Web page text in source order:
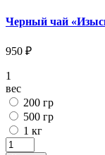
Черный чай
950 ₽
1
вес
200 гр
500 гр
1 кг